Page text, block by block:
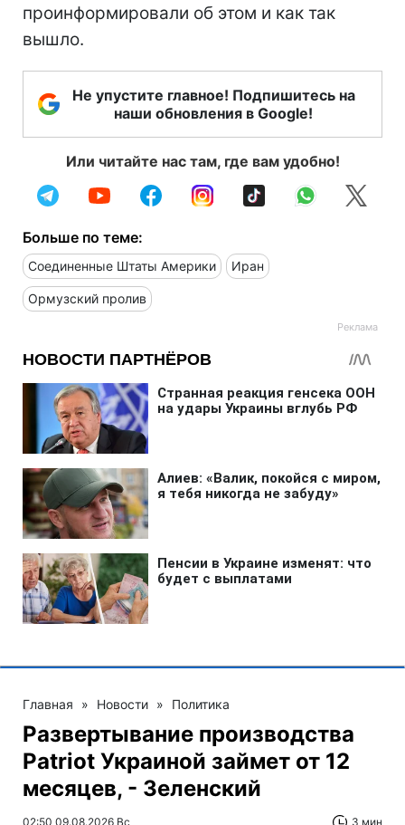
проинформировали об этом и как так
вышло.
Не упустите главное! Подпишитесь на
наши обновления в Google!
Или читайте нас там, где вам удобно!
Больше по теме:
Соединенные Штаты Америки Иран
Ормузский пролив
Главная » Новости » Политика
Развертывание производства
Patriot Украиной займет от 12
месяцев, - Зеленский
02:50 09.08.2026 Вс 3 мин